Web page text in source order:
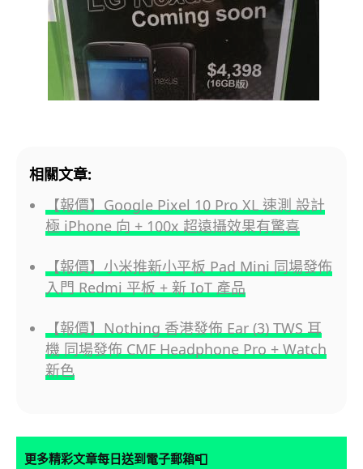
相關文章:
【報價】Google Pixel 10 Pro XL 速測 設計
極 iPhone 向 + 100x 超遠攝效果有驚喜
【報價】小米推新小平板 Pad Mini 同場發佈
入門 Redmi 平板 + 新 IoT 產品
【報價】Nothing 香港發佈 Ear (3) TWS 耳
機 同場發佈 CMF Headphone Pro + Watch
新色
更多精彩文章每日送到電子郵箱📮